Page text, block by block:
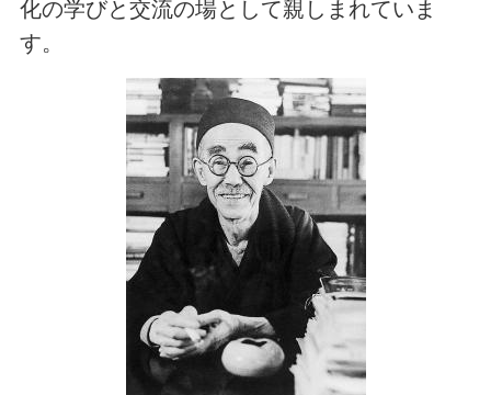
化の学びと交流の場として親しまれていま
す。